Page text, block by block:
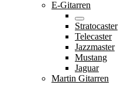
E-Gitarren
Stratocaster
Telecaster
Jazzmaster
Mustang
Jaguar
Martin Gitarren